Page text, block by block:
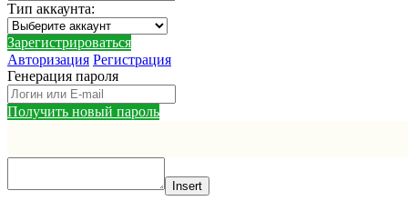
Тип аккаунта:
Зарегистрироваться
Авторизация Регистрация
Генерация пароля
Получить новый пароль
Insert